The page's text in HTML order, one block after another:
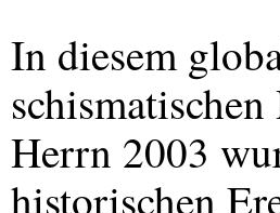
In diesem
Herrn 2003
historischen